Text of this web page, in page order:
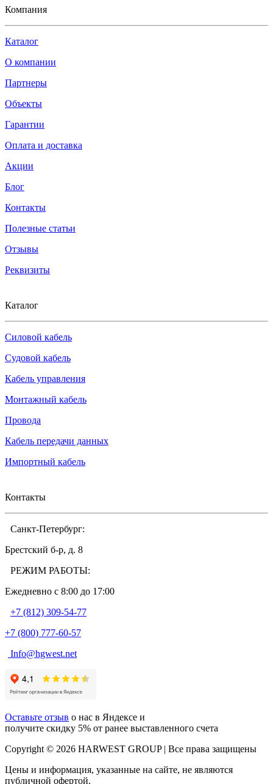
Компания
Каталог
О компании
Партнеры
Объекты
Гарантии
Оплата и доставка
Акции
Блог
Контакты
Полезные статьи
Отзывы
Реквизиты
Каталог
Силовой кабель
Судовой кабель
Кабель управления
Монтажный кабель
Провода
Кабель передачи данных
Импортный кабель
Контакты
Санкт-Петербург:
Брестский б-р, д. 8
РЕЖИМ РАБОТЫ:
Ежедневно c 8:00 до 17:00
+7 (812) 309-54-77
+7 (800) 777-60-57
Info@hgwest.net
Оставьте отзыв о нас в Яндексе и
получите скидку 5% от ранее выставленного счета
Copyright © 2026 HARWEST GROUP | Все права защищены
Цены и информация, указанные на сайте, не являются
публичной офертой.